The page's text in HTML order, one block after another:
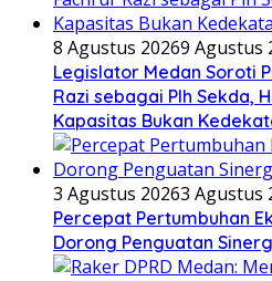
8 Agustus 20269 Agustus
Legislator Medan Soroti
Razi sebagai Plh Sekda,
Kapasitas Bukan
3 Agustus 20263 Agustus
Percepat Pertumbuhan
Dorong Penguatan